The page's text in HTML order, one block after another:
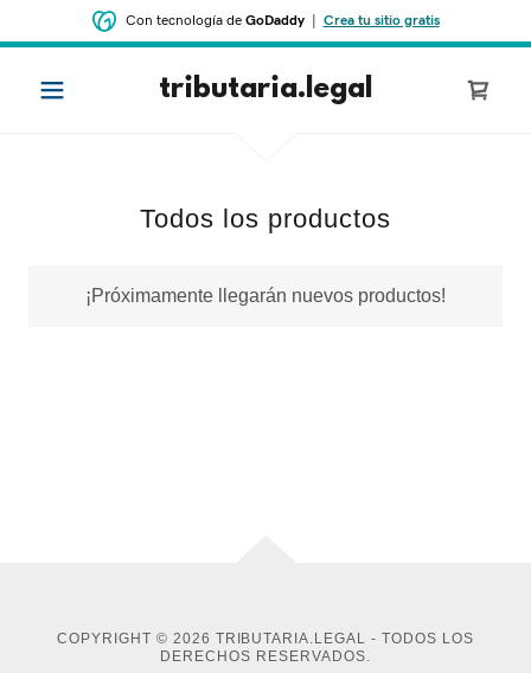
Con tecnología de GoDaddy| Crea tu sitio gratis
tributaria.legal
Todos los productos
¡Próximamente llegarán nuevos productos!
COPYRIGHT © 2026 TRIBUTARIA.LEGAL - TODOS LOS
DERECHOS RESERVADOS.